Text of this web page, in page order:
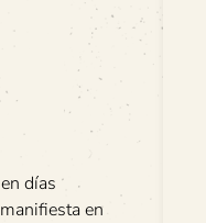
días
en